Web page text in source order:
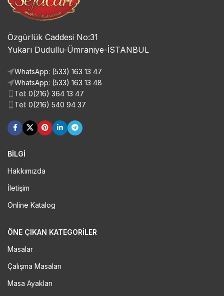
Özgürlük Caddesi No:31
Yukarı Dudullu-Ümraniye-İSTANBUL
WhatsApp: (533) 163 13 47
WhatsApp: (533) 163 13 48
Tel: 0(216) 364 13 47
Tel: 0(216) 540 94 37
BİLGİ
Hakkımızda
İletişim
Online Katalog
ÖNE ÇIKAN KATEGORILER
Masalar
Çalışma Masaları
Masa Ayakları